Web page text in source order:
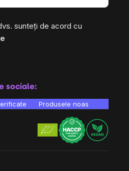
sunteți de acord cu
sociale:
Produsele noastre sunt